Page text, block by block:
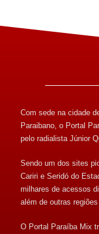
Com sede na cidade
Paraibano, o Portal
pelo radialista Júnior
Sendo um dos sites
Cariri e Seridó do
milhares de acessos
além de outras
O Portal Paraíba Mix